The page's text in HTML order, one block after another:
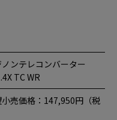
ノンテレコンバーター
TC WR
小売価格：147,950円（税